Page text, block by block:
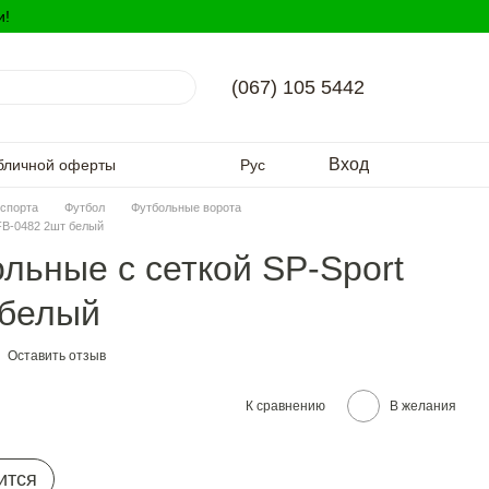
(067) 105 5442
оферты Рус Вход
Футбол
Футбольные ворота
0482 2шт белый
с сеткой SP-Sport
Оставить отзыв
К сравнению В желания